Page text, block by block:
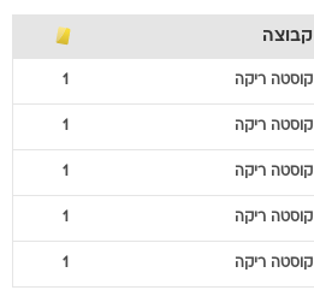
קבוצה
קוסטה ריקה 1
קוסטה ריקה 1
קוסטה ריקה 1
קוסטה ריקה 1
קוסטה ריקה 1